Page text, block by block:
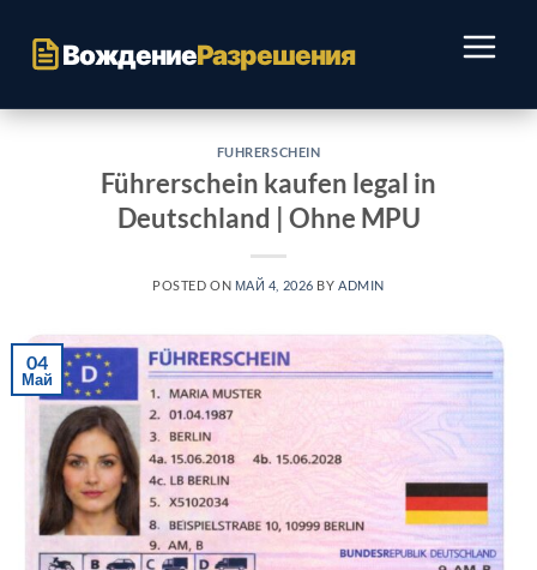
содержимому
ВождениеРазрешения
FUHRERSCHEIN
Führerschein kaufen legal in
Deutschland | Ohne MPU
POSTED ON МАЙ 4, 2026 BY ADMIN
04
Май